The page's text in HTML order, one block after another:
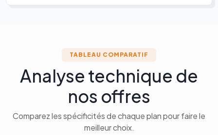
TABLEAU COMPARATIF
Analyse technique de
nos offres
Comparez les spécificités de chaque plan pour faire le
meilleur choix.